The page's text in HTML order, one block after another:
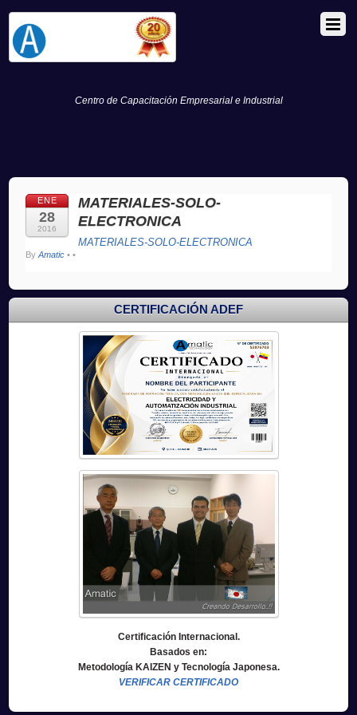
Centro de Capacitación Empresarial e Industrial
ENE
28
2016
MATERIALES-SOLO-
ELECTRONICA
MATERIALES-SOLO-ELECTRONICA
ByAmatic • •
CERTIFICACIÓN ADEF
Certificación Internacional.
Basados en:
Metodología KAIZEN y Tecnología Japonesa.
VERIFICAR CERTIFICADO